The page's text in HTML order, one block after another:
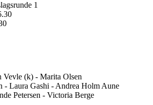
1
(k) - Marita Olsen
- Laura Gashi - Andrea Holm Aune
Petersen - Victoria Berge